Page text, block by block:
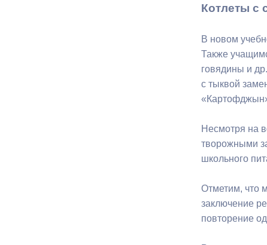
Открытые
Котлеты с
В новом
Также
говядины и
с тыквой
Несмотря на
творожными
школьного
Отметим, что
заключение
повторение